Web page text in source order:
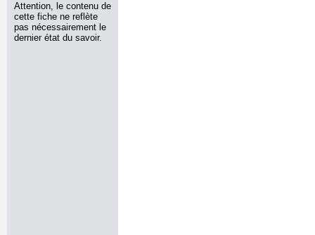
Attention, le contenu de
cette fiche ne reflète
pas nécessairement le
dernier état du savoir.